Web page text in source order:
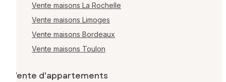
Vente maisons La Rochelle
Vente maisons Limoges
Vente maisons Bordeaux
Vente maisons Toulon
Vente d'appartements